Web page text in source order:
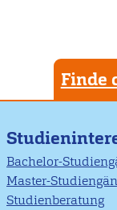
Finde
Bachelor-
Master-
Studienberatung